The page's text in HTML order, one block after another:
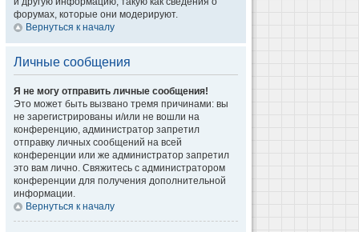
форумах, которые они модерируют.
Вернуться к началу
Личные сообщения
Я не могу отправить личные сообщения!
Это может быть вызвано тремя причинами: вы
не зарегистрированы и/или не вошли на
конференцию, администратор запретил
отправку личных сообщений на всей
конференции или же администратор запретил
это вам лично. Свяжитесь с администратором
конференции для получения дополнительной
информации.
Вернуться к началу